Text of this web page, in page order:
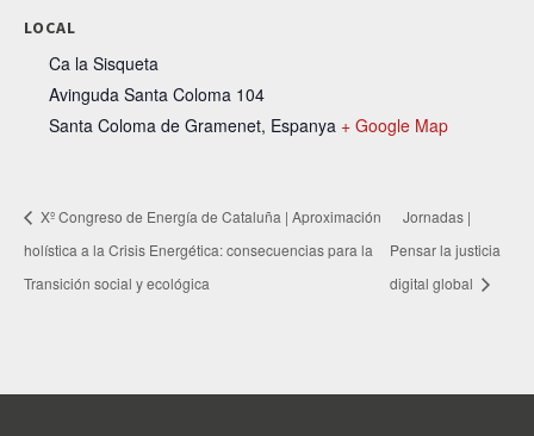
LOCAL
Ca la Sisqueta
Avinguda Santa Coloma 104
Santa Coloma de Gramenet, Espanya + Google Map
Xº Congreso de Energía de Cataluña | Aproximación
holística a la Crisis Energética: consecuencias para la
Transición social y ecológica
Jornadas |
Pensar la justicia
digital global